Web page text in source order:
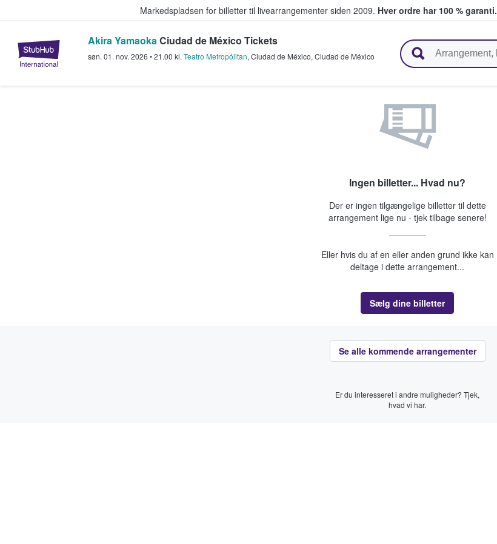
Markedspladsen for billetter til livearrangementer siden 2009. Hver ordre har 100 % garanti.
StubHub - Hvor fans køber og sælger billetter
Akira YamaokaCiudad de México Tickets
søn. 01. nov. 2026 •21.00 kl. Teatro Metropólitan, Ciudad de México, Ciudad de México
Ingen billetter... Hvad nu?
Der er ingen tilgængelige billetter til dette
arrangement lige nu - tjek tilbage senere!
Eller hvis du af en eller anden grund ikke kan
deltage i dette arrangement...
Sælg dine billetter
Se alle kommende arrangementer
Er du interesseret i andre muligheder? Tjek,
hvad vi har.